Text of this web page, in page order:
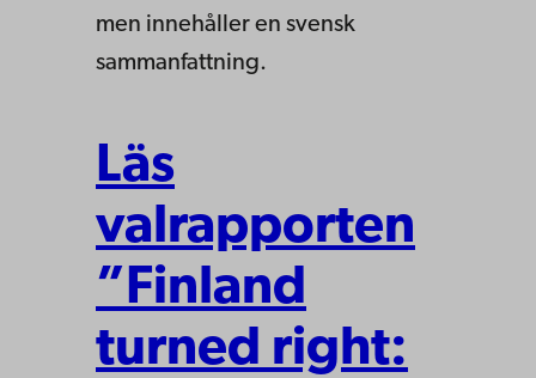
men innehåller en svensk
sammanfattning.
Läs
valrapporten
”Finland
turned right: